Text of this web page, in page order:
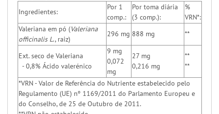
Ingredientes:
Por 1
comp.:
Por toma diária
(3 comp.):
%
VRN*:
Valeriana em pó (Valeriana
officinalis L., raiz)
296 mg 888 mg **
Ext. seco de Valeriana
- 0,8% Ácido valerénico
9 mg
0,072
mg
27 mg
0,216 mg
**
**
*VRN - Valor de Referência do Nutriente estabelecido pelo
Regulamento (UE) nº 1169/2011 do Parlamento Europeu e
do Conselho, de 25 de Outubro de 2011.